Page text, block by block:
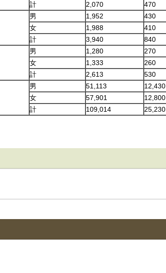
計
2,070 470
男 1,952 430
女
1,988 410
計
3,940 840
男 1,280 270
女
1,333 260
計
2,613 530
男 51,113 12,430
女
57,901 12,800
計
109,014 25,230